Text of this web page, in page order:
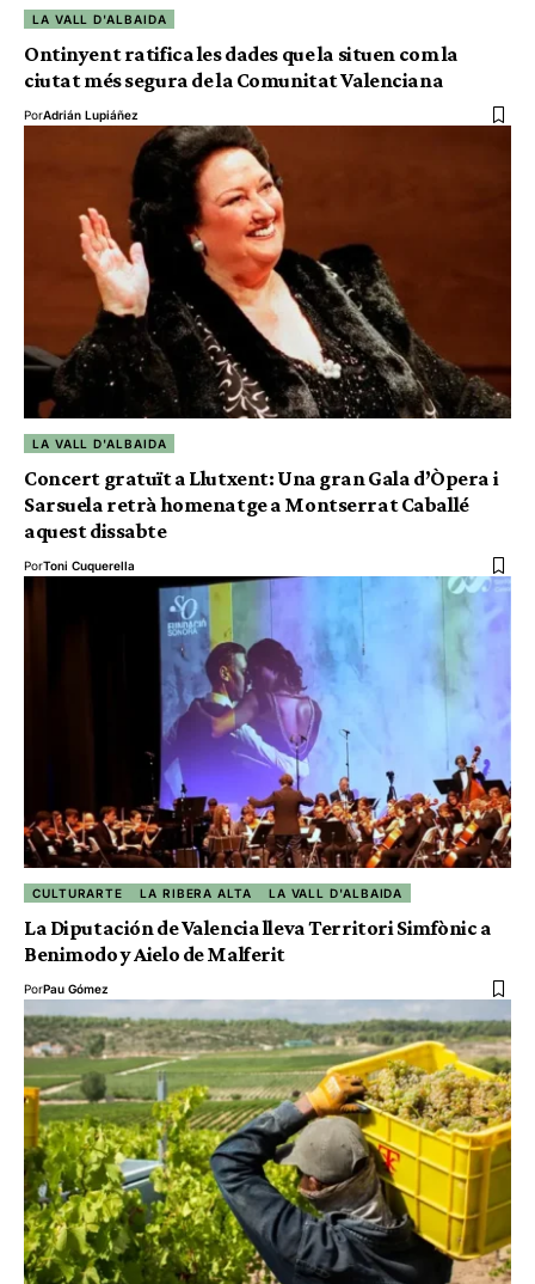
LA VALL D'ALBAIDA
Ontinyent ratifica les dades que la situen com la
ciutat més segura de la Comunitat Valenciana
PorAdrián Lupiáñez
LA VALL D'ALBAIDA
Concert gratuït a Llutxent: Una gran Gala d’Òpera i
Sarsuela retrà homenatge a Montserrat Caballé
aquest dissabte
PorToni Cuquerella
CULTURARTE LA RIBERA ALTA LA VALL D'ALBAIDA
La Diputación de Valencia lleva Territori Simfònic a
Benimodo y Aielo de Malferit
PorPau Gómez